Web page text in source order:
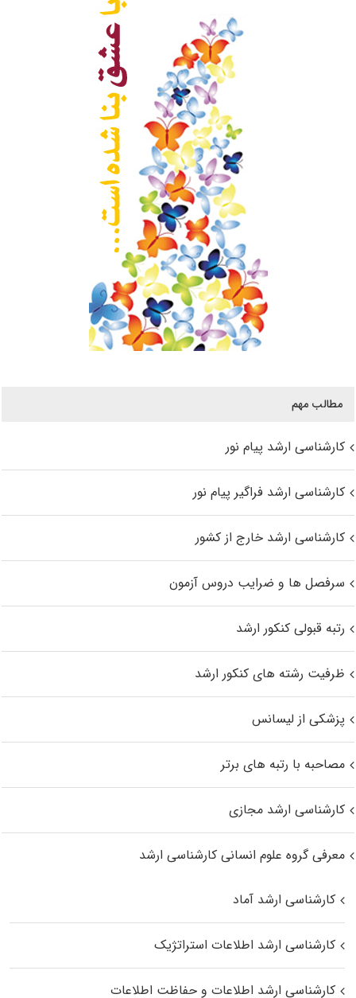
مطالب مهم
کارشناسی ارشد پیام نور
کارشناسی ارشد فراگیر پیام نور
کارشناسی ارشد خارج از کشور
سرفصل ها و ضرایب دروس آزمون
رتبه قبولی کنکور ارشد
ظرفیت رشته های کنکور ارشد
پزشکی از لیسانس
مصاحبه با رتبه های برتر
کارشناسی ارشد مجازی
معرفی گروه علوم انسانی کارشناسی ارشد
کارشناسی ارشد آماد
کارشناسی ارشد اطلاعات استراتژیک
کارشناسی ارشد اطلاعات و حفاظت اطلاعات